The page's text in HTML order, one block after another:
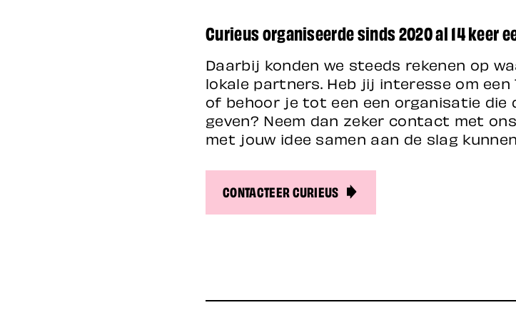
Curieus organiseerde sinds 2020 al 14 keer
Daarbij konden we steeds rekenen op
lokale partners. Heb jij interesse om
of behoor je tot een een organisatie die
geven? Neem dan zeker contact met
met jouw idee samen aan de slag
CONTACTEER CURIEUS